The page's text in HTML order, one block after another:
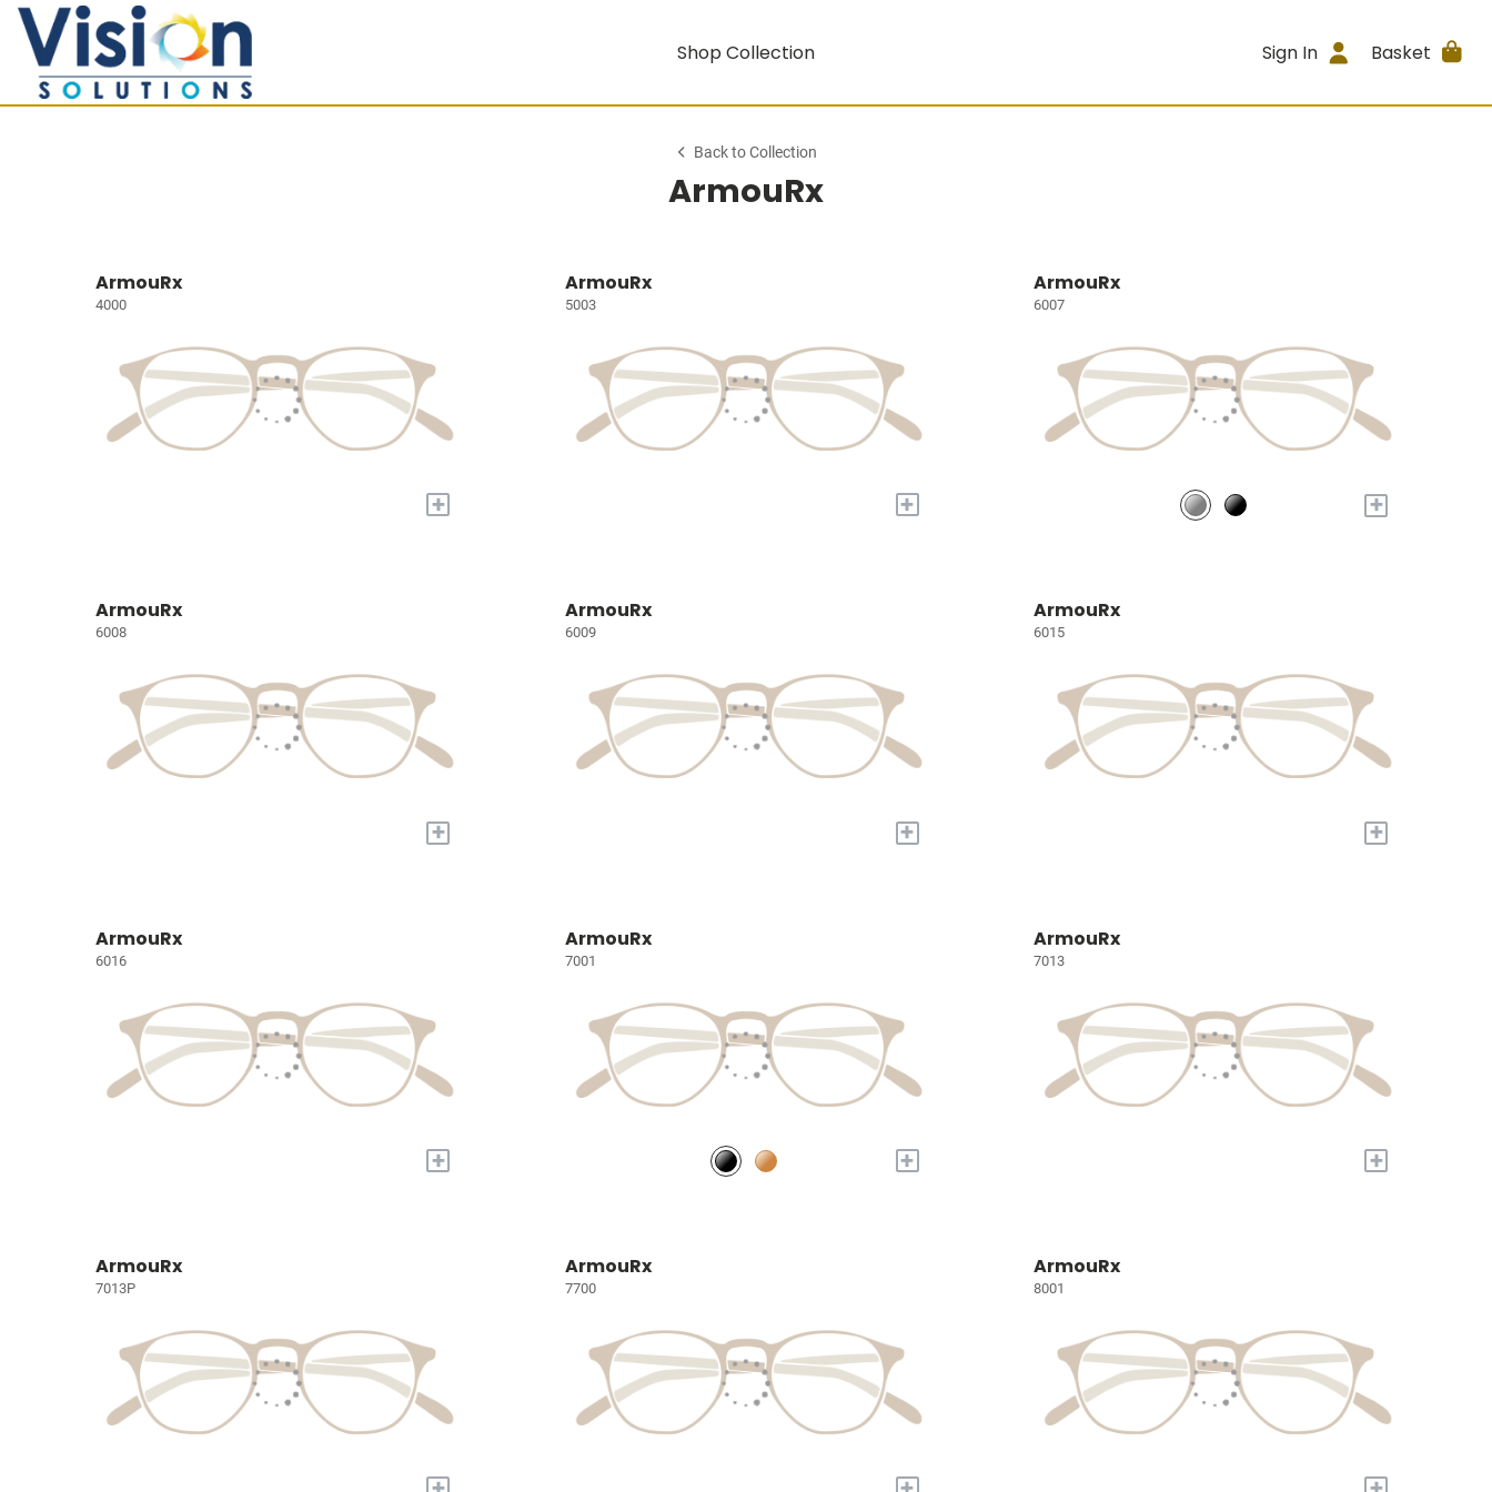
Shop Collection Sign In Basket
Back to Collection
ArmouRx
ArmouRx
4000
+
ArmouRx
5003
+
ArmouRx
6007
+
ArmouRx
6008
+
ArmouRx
6009
+
ArmouRx
6015
+
ArmouRx
6016
+
ArmouRx
7001
+
ArmouRx
7013
+
ArmouRx
7013P
ArmouRx
7700
ArmouRx
8001